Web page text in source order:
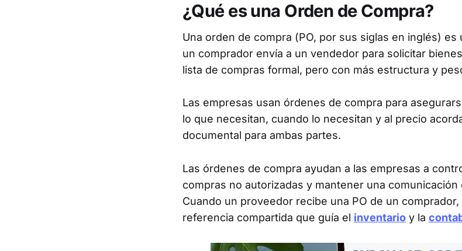
¿Qué es una Orden de Compra?
Una orden de compra (PO, por sus siglas en inglés)
un comprador envía a un vendedor para solicitar
lista de compras formal, pero con más estructura y
Las empresas usan órdenes de compra para
lo que necesitan, cuando lo necesitan y al precio
documental para ambas partes.
Las órdenes de compra ayudan a las empresas a
compras no autorizadas y mantener una
Cuando un proveedor recibe una PO de un
referencia compartida que guía el inventario y la